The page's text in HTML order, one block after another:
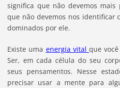
significa que não devemos mais
que não devemos nos identificar
dominados por ele.
Existe uma energia vitalque
Ser, em cada célula do seu
seus pensamentos. Nesse
precisar usar a mente para